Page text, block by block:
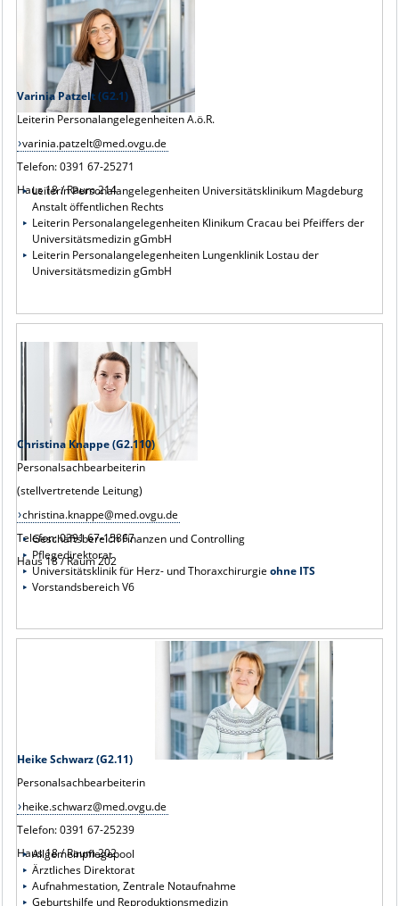
Varinia Patzelt (G2.1)
Leiterin Personalangelegenheiten A.ö.R.
varinia.patzelt@med.ovgu.de
Telefon: 0391 67-25271
Haus 18 / Raum 214
Leiterin Personalangelegenheiten Universitätsklinikum Magdeburg
Anstalt öffentlichen Rechts
Leiterin Personalangelegenheiten Klinikum Cracau bei Pfeiffers der
Universitätsmedizin gGmbH
Leiterin Personalangelegenheiten Lungenklinik Lostau der
Universitätsmedizin gGmbH
Christina Knappe (G2.110)
Personalsachbearbeiterin
(stellvertretende Leitung)
christina.knappe@med.ovgu.de
Telefon: 0391 67-15867
Haus 18 / Raum 202
Geschäftsbereich Finanzen und Controlling
Pflegedirektorat
Universitätsklinik für Herz- und Thoraxchirurgieohne ITS
Vorstandsbereich V6
Heike Schwarz (G2.11)
Personalsachbearbeiterin
heike.schwarz@med.ovgu.de
Telefon: 0391 67-25239
Haus 18 / Raum 202
Allgemeinpflegepool
Ärztliches Direktorat
Aufnahmestation, Zentrale Notaufnahme
Geburtshilfe und Reproduktionsmedizin